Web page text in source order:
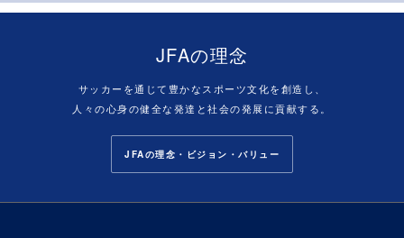
JFAの理念
サッカーを通じて豊かなスポーツ文化を創造し、
人々の心身の健全な発達と社会の発展に貢献する。
JFAの理念・ビジョン・バリュー